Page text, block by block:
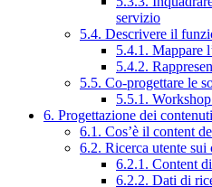
servizio
5.4. Descrivere il
5.4.1. Mappare
5.4.2.
5.5. Co-progettare le
5.5.1.
6. Progettazione dei contenuti
6.1. Cos’è il content
6.2. Ricerca utente
6.2.1. Content
6.2.2. Dati di